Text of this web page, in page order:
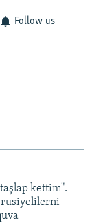
Follow us
kettim".
rusiyelilerni